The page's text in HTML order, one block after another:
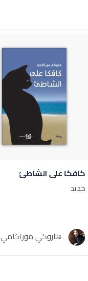
كافكا على الشاطئ
جديد
هاروكي موراكامي